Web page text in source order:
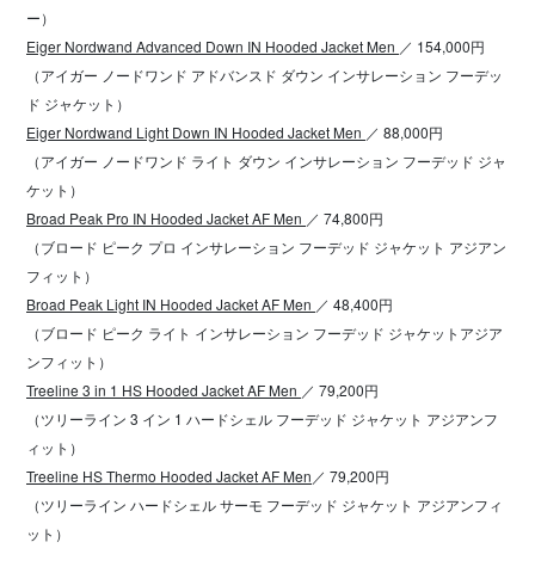
ー）
Eiger Nordwand Advanced Down IN Hooded Jacket Men ／ 154,000円
（アイガー ノードワンド アドバンスド ダウン インサレーション フーデッ
ド ジャケット）
Eiger Nordwand Light Down IN Hooded Jacket Men ／ 88,000円
（アイガー ノードワンド ライト ダウン インサレーション フーデッド ジャ
ケット）
Broad Peak Pro IN Hooded Jacket AF Men ／ 74,800円
（ブロード ピーク プロ インサレーション フーデッド ジャケット アジアン
フィット）
Broad Peak Light IN Hooded Jacket AF Men ／ 48,400円
（ブロード ピーク ライト インサレーション フーデッド ジャケットアジア
ンフィット）
Treeline 3 in 1 HS Hooded Jacket AF Men ／ 79,200円
（ツリーライン 3 イン 1 ハードシェル フーデッド ジャケット アジアンフ
ィット）
Treeline HS Thermo Hooded Jacket AF Men ／ 79,200円
（ツリーライン ハードシェル サーモ フーデッド ジャケット アジアンフィ
ット）